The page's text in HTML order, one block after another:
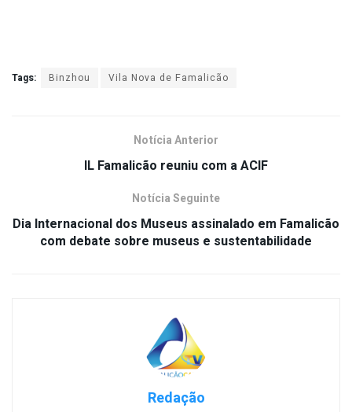
Tags: Binzhou Vila Nova de Famalicão
Notícia Anterior
IL Famalicão reuniu com a ACIF
Notícia Seguinte
Dia Internacional dos Museus assinalado em Famalicão
com debate sobre museus e sustentabilidade
Redação